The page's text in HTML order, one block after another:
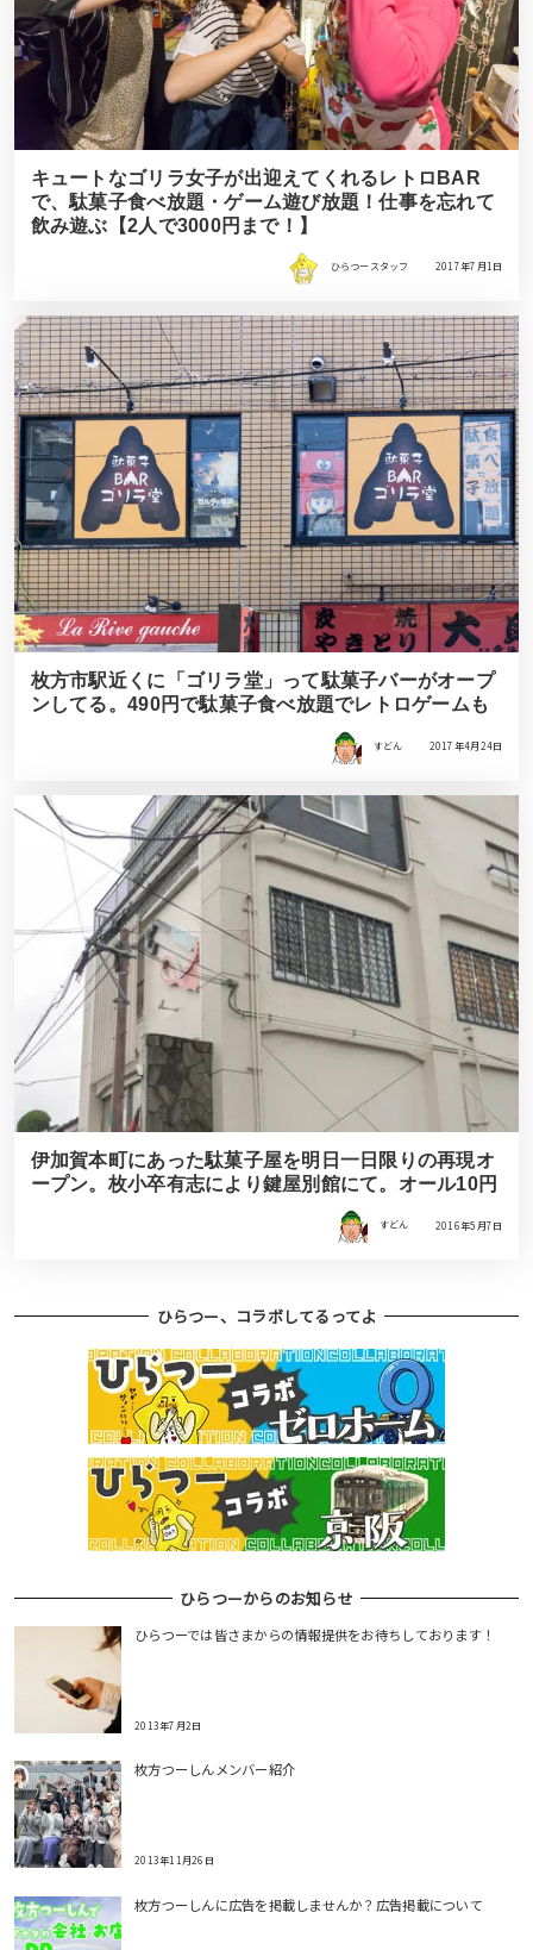
キュートなゴリラ女子が出迎えてくれるレトロBAR
で、駄菓子食べ放題・ゲーム遊び放題！仕事を忘れて
飲み遊ぶ【2人で3000円まで！】
ひらつースタッフ 2017年7月1日
枚方市駅近くに「ゴリラ堂」って駄菓子バーがオープ
ンしてる。490円で駄菓子食べ放題でレトロゲームも
すどん 2017年4月24日
伊加賀本町にあった駄菓子屋を明日一日限りの再現オ
ープン。枚小卒有志により鍵屋別館にて。オール10円
すどん 2016年5月7日
ひらつー、コラボしてるってよ
ひらつーからのお知らせ
ひらつーでは皆さまからの情報提供をお待ちしております！
2013年7月2日
枚方つーしんメンバー紹介
2013年11月26日
枚方つーしんに広告を掲載しませんか？広告掲載について